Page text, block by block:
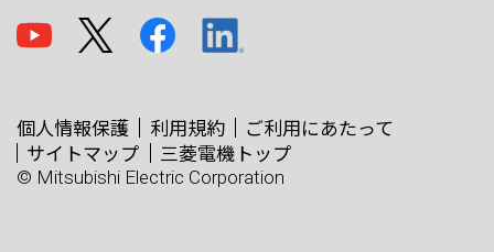
個人情報保護 利用規約
ご利用にあたって
サイトマップ
三菱電機トップ
© Mitsubishi Electric Corporation